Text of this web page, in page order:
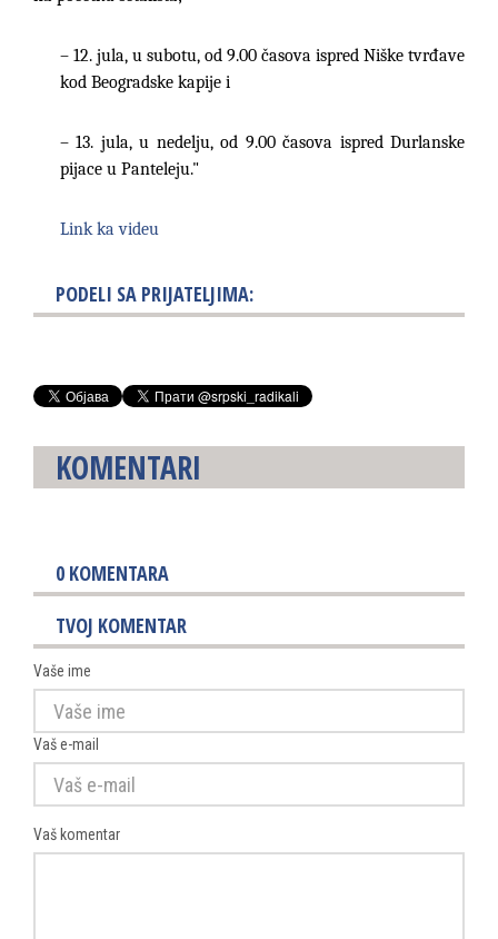
– 12. jula, u subotu, od 9.00 časova ispred Niške tvrđave
kod Beogradske kapije i
– 13. jula, u nedelju, od 9.00 časova ispred Durlanske
pijace u Panteleju."
Link ka videu
PODELI SA PRIJATELJIMA:
KOMENTARI
0 KOMENTARA
TVOJ KOMENTAR
Vaše ime
Vaš e-mail
Vaš komentar